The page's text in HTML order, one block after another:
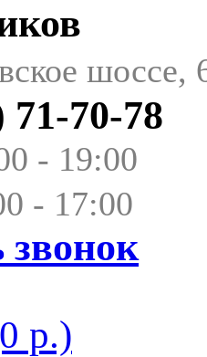
шоссе,
71-70-78
- 19:00
- 17:00
звонок
р.)